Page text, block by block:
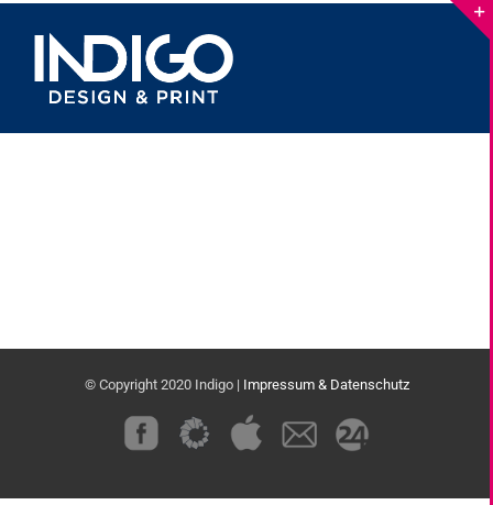
content
© Copyright 2020 Indigo | Impressum & Datenschutz
CustomCustom CustomCustomCustom